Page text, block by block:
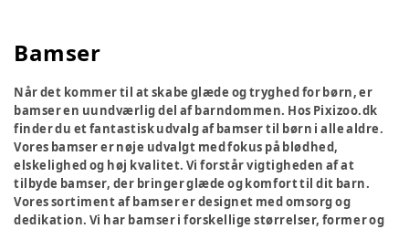
Bamser
Når det kommer til at skabe glæde og tryghed for børn, er
bamser en uundværlig del af barndommen. Hos Pixizoo.dk
finder du et fantastisk udvalg af bamser til børn i alle aldre.
Vores bamser er nøje udvalgt med fokus på blødhed,
elskelighed og høj kvalitet. Vi forstår vigtigheden af at
tilbyde bamser, der bringer glæde og komfort til dit barn.
Vores sortiment af bamser er designet med omsorg og
dedikation. Vi har bamser i forskellige størrelser, former og